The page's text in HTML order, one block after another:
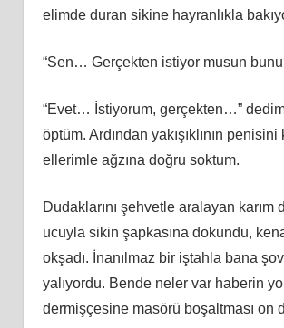
elimde duran sikine hayranlıkla
“Sen… Gerçekten istiyor musun
“Evet… İstiyorum, gerçekten…” dedim
öptüm. Ardından yakışıklının penisini
ellerimle ağzına doğru soktum.
Dudaklarını şehvetle aralayan karım
ucuyla sikin şapkasına dokundu,
okşadı. İnanılmaz bir iştahla bana
yalıyordu. Bende neler var haberin
dermişçesine masörü boşaltması on